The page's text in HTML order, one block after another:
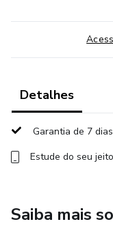
Detalhes
Garantia de 7 dias
Estude do seu
Saiba mais